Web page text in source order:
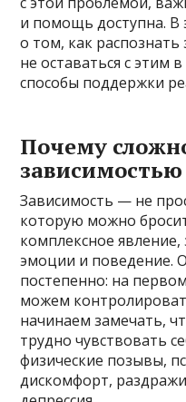
и помощь доступна. В
о том, как
не оставаться с этим
способы поддержки
Почему
зависимостью
Зависимость — не
которую можно
комплексное
эмоции и поведение.
постепенно: на
можем
начинаем замечать,
трудно чувствовать
физические позывы,
дискомфорт,